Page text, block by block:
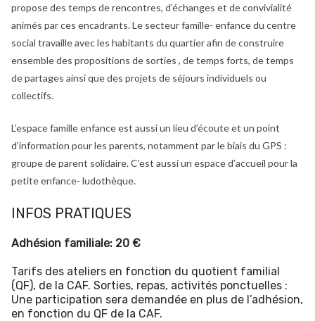
propose des temps de rencontres, d’échanges et de convivialité
animés par ces encadrants. Le secteur famille- enfance du centre
social travaille avec les habitants du quartier afin de construire
ensemble des propositions de sorties , de temps forts, de temps
de partages ainsi que des projets de séjours individuels ou
collectifs.
L’espace famille enfance est aussi un lieu d’écoute et un point
d’information pour les parents, notamment par le biais du GPS :
groupe de parent solidaire. C’est aussi un espace d’accueil pour la
petite enfance- ludothèque.
INFOS PRATIQUES
Adhésion familiale: 20 €
Tarifs des ateliers en fonction du quotient familial
(QF), de la CAF. Sorties, repas, activités ponctuelles :
Une participation sera demandée en plus de l’adhésion,
en fonction du QF de la CAF.